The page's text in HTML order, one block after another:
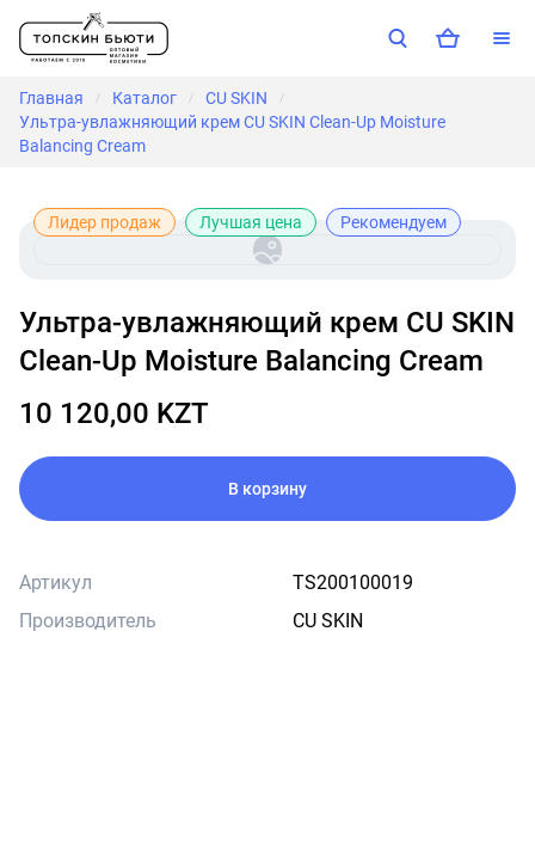
Главная / Каталог / CU SKIN /
Ультра-увлажняющий крем CU SKIN Clean-Up Moisture
Balancing Cream
Лидер продаж Лучшая цена Рекомендуем
Ультра-увлажняющий крем CU SKIN
Clean-Up Moisture Balancing Cream
10 120,00 KZT
В корзину
Артикул
TS200100019
Производитель
CU SKIN